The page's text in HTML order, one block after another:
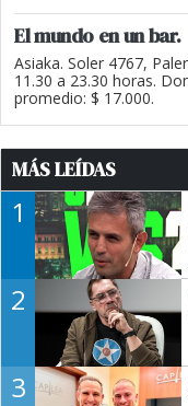
El mundo en un bar.
Asiaka. Soler 4767,
11.30 a 23.30 horas.
promedio: $ 17.000.
MÁS LEÍDAS
1
2
3